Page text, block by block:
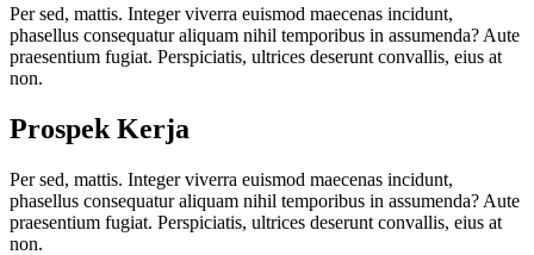
Per sed, mattis. Integer viverra euismod maecenas incidunt,
phasellus consequatur aliquam nihil temporibus in assumenda? Aute
praesentium fugiat. Perspiciatis, ultrices deserunt convallis, eius at
non.
Prospek Kerja
Per sed, mattis. Integer viverra euismod maecenas incidunt,
phasellus consequatur aliquam nihil temporibus in assumenda? Aute
praesentium fugiat. Perspiciatis, ultrices deserunt convallis, eius at
non.